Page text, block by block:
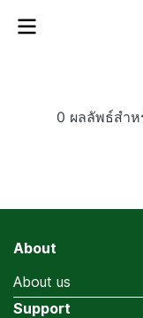
0 ผลลัพธ์สำห
About
About us
Support